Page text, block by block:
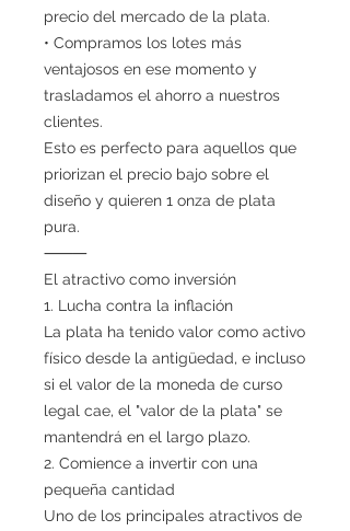
precio del mercado de la plata.
• Compramos los lotes más
ventajosos en ese momento y
trasladamos el ahorro a nuestros
clientes.
Esto es perfecto para aquellos que
priorizan el precio bajo sobre el
diseño y quieren 1 onza de plata
pura.
⸻
El atractivo como inversión
1. Lucha contra la inflación
La plata ha tenido valor como activo
físico desde la antigüedad, e incluso
si el valor de la moneda de curso
legal cae, el "valor de la plata" se
mantendrá en el largo plazo.
2. Comience a invertir con una
pequeña cantidad
Uno de los principales atractivos de